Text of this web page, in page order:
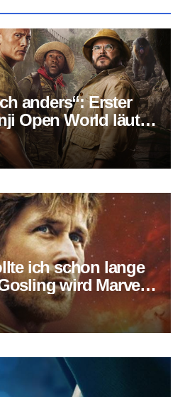
anders“: Erster
Open World läutet
ein
ich schon lange
wird Marvels